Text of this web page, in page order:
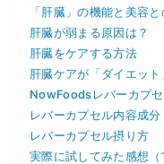
「肝臓」の機能と美容
肝臓が弱まる原因は？
肝臓をケアする方法
肝臓ケアが「ダイエット
NowFoodsレバーカプ
レバーカプセル内容成分
レバーカプセル摂り方
実際に試してみた感想（1